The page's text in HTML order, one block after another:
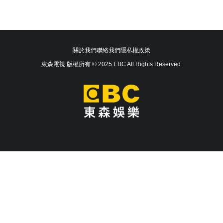
關於我們聯絡我們隱私權政策
東森電視 版權所有 © 2025 EBC All Rights Reserved.